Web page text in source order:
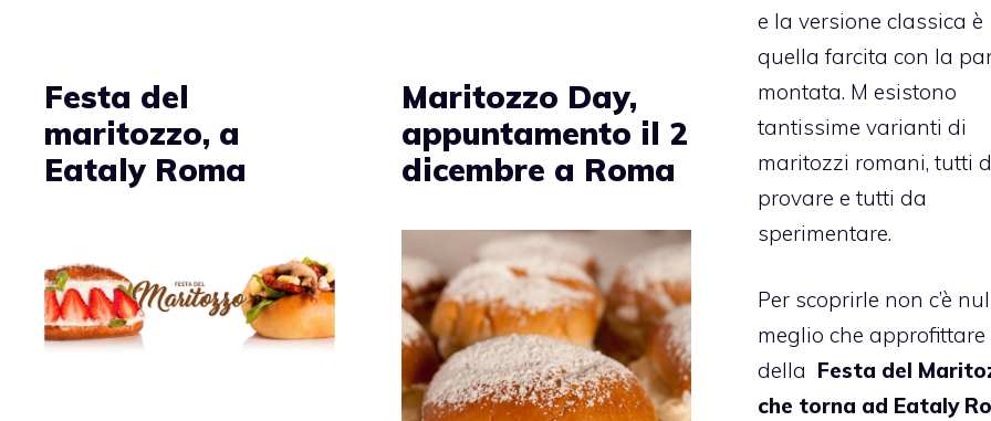
e la versione classica è
quella farcita con la
montata. M esistono
tantissime varianti di
maritozzi romani, tutti
provare e tutti da
sperimentare.
Per scoprirle non c’è
meglio che approfittare
della Festa del
che torna ad Eataly
Festa del
maritozzo, a
Eataly Roma
Maritozzo Day,
appuntamento il 2
dicembre a Roma